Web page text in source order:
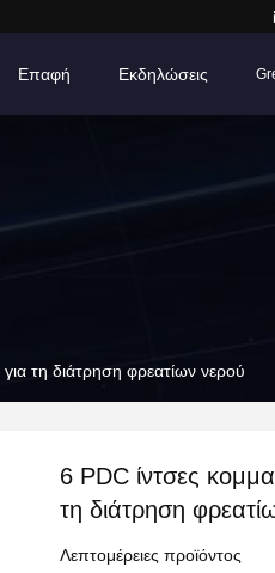
Επαφή Εκδηλώσεις
τη διάτρηση φρεατίων νερού
6 PDC ίντσες
τη διάτρηση
Λεπτομέρειες προϊόντος